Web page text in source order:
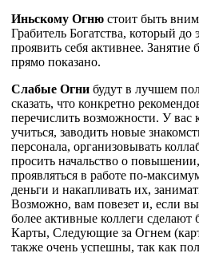
Иньскому Огню стоит быть
Грабитель Богатства, который
проявить себя активнее. Занятие
прямо показано.
Слабые Огни будут в лучшем
сказать, что конкретно
перечислить возможности. У
учиться, заводить новые
персонала, организовывать
просить начальство о
проявляться в работе по-
деньги и накапливать их,
Возможно, вам повезет и, если вы
более активные коллеги сделают
Карты, Следующие за Огнем
также очень успешны, так как